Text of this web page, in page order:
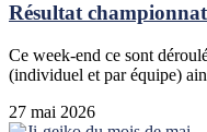
Résultat
Ce week-end ce sont
(individuel et par équipe)
27 mai 2026